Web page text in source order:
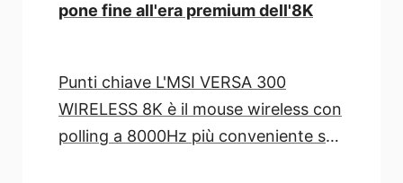
pone fine all'era premium dell'8K
Punti chiave L'MSI VERSA 300
WIRELESS 8K è il mouse wireless con
polling a 8000Hz più conveniente sul